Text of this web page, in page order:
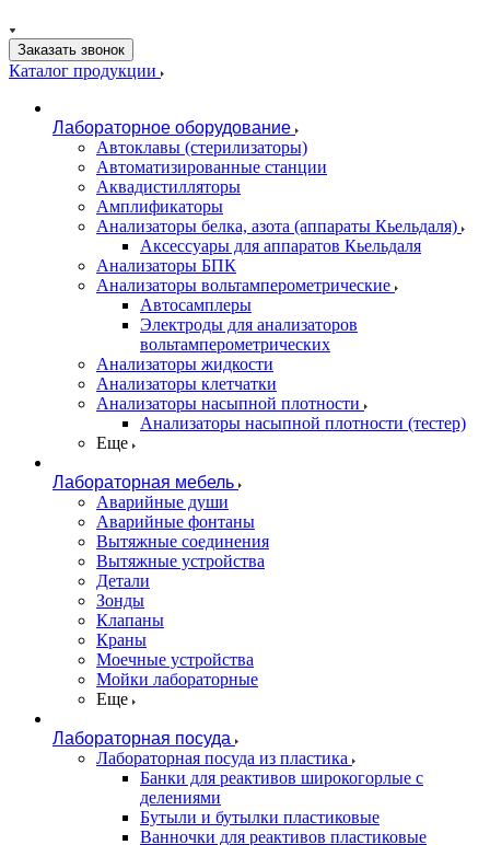
Заказать звонок
Каталог продукции
Лабораторное оборудование
Автоклавы (стерилизаторы)
Автоматизированные станции
Аквадистилляторы
Амплификаторы
Анализаторы белка, азота (аппараты Кьельдаля)
Аксессуары для аппаратов Кьельдаля
Анализаторы БПК
Анализаторы вольтамперометрические
Автосамплеры
Электроды для анализаторов
вольтамперометрических
Анализаторы жидкости
Анализаторы клетчатки
Анализаторы насыпной плотности
Анализаторы насыпной плотности (тестер)
Еще
Лабораторная мебель
Аварийные души
Аварийные фонтаны
Вытяжные соединения
Вытяжные устройства
Детали
Зонды
Клапаны
Краны
Моечные устройства
Мойки лабораторные
Еще
Лабораторная посуда
Лабораторная посуда из пластика
Банки для реактивов широкогорлые с
делениями
Бутыли и бутылки пластиковые
Ванночки для реактивов пластиковые